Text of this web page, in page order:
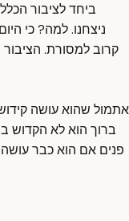
ביחד לציבור
ניצחנו. למה? כי
קרוב למסורת. הציבור
אתמול שהוא עושה
ברוך הוא לא הקדוש
פנים אם הוא כבר